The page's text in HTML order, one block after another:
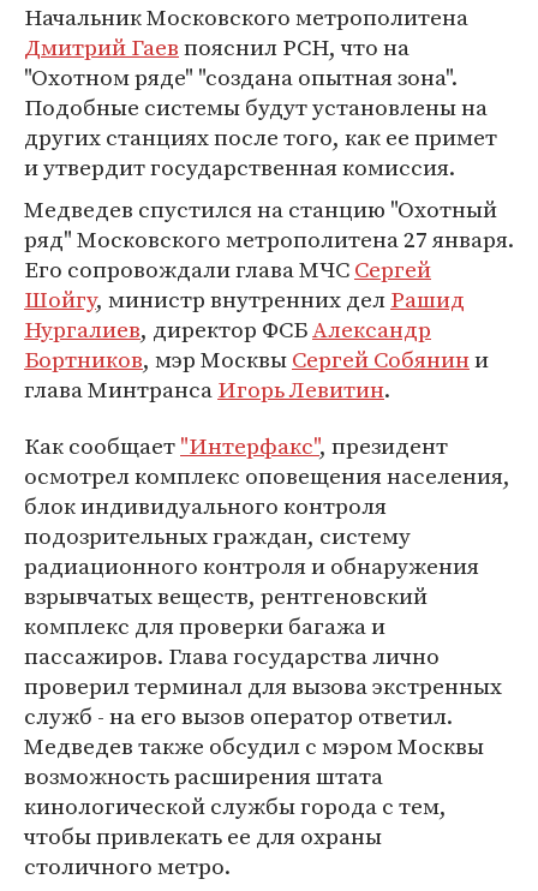
Начальник Московского метрополитена
Дмитрий Гаевпояснил РСН, что на
"Охотном ряде" "создана опытная зона".
Подобные системы будут установлены на
других станциях после того, как ее примет
и утвердит государственная комиссия.
Медведев спустился на станцию "Охотный
ряд" Московского метрополитена 27 января.
Его сопровождали глава МЧССергей
Шойгу, министр внутренних делРашид
Нургалиев, директор ФСБАлександр
Бортников, мэр МосквыСергей Собянини
глава МинтрансаИгорь Левитин.
Как сообщает"Интерфакс", президент
осмотрел комплекс оповещения населения,
блок индивидуального контроля
подозрительных граждан, систему
радиационного контроля и обнаружения
взрывчатых веществ, рентгеновский
комплекс для проверки багажа и
пассажиров. Глава государства лично
проверил терминал для вызова экстренных
служб - на его вызов оператор ответил.
Медведев также обсудил с мэром Москвы
возможность расширения штата
кинологической службы города с тем,
чтобы привлекать ее для охраны
столичного метро.